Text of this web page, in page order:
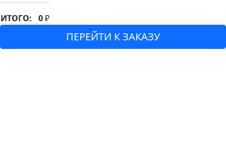
ИТОГО: 0₽
ПЕРЕЙТИ К ЗАКАЗУ